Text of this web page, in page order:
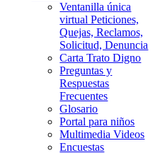
Ventanilla única
virtual Peticiones,
Quejas, Reclamos,
Solicitud, Denuncia
Carta Trato Digno
Preguntas y
Respuestas
Frecuentes
Glosario
Portal para niños
Multimedia Videos
Encuestas